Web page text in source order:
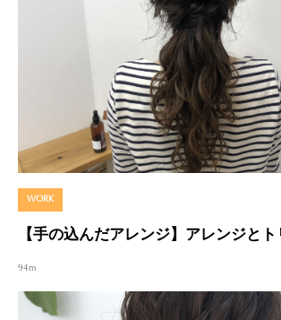
WORK
【手の込んだアレンジ】アレンジとト
94m